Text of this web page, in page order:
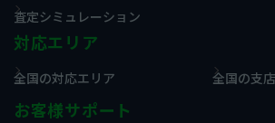
査定シミュレーション
対応エリア
全国の対応エリア 全国の支
お客様サポート